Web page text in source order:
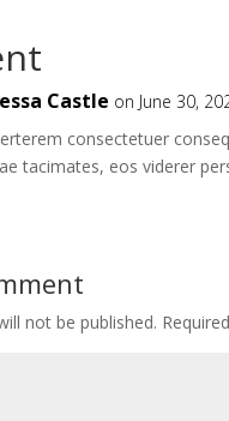
Castle on June 30,
consectetuer
tacimates, eos viderer
not be published.